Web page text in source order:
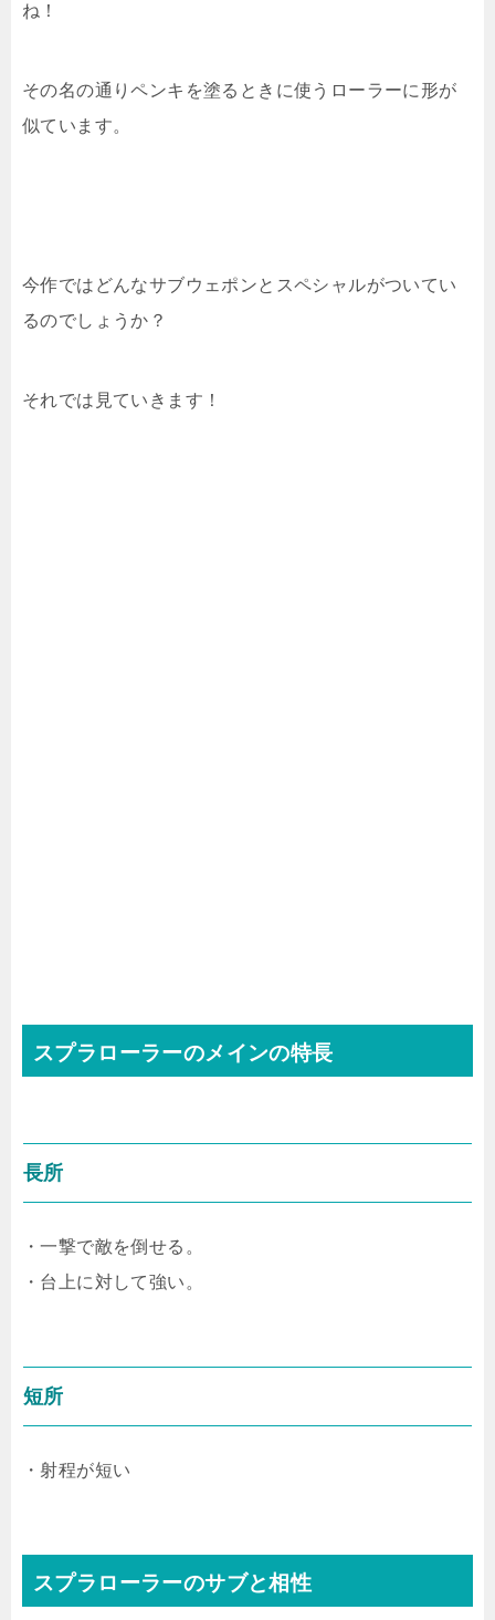
ね！
その名の通りペンキを塗るときに使うローラーに形が
似ています。
今作ではどんなサブウェポンとスペシャルがついてい
るのでしょうか？
それでは見ていきます！
スプラローラーのメインの特長
長所
・一撃で敵を倒せる。
・台上に対して強い。
短所
・射程が短い
スプラローラーのサブと相性